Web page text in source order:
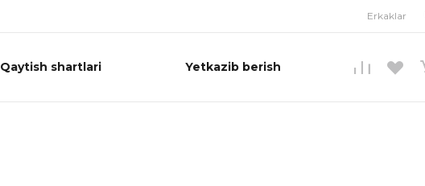
Erkaklar
Qaytish shartlari Yetkazib berish